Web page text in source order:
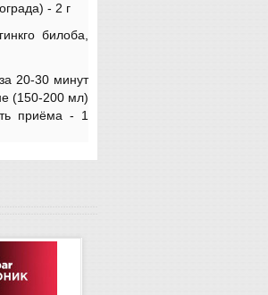
- 2 г
билоба,
20-30 минут
(150-200 мл)
приёма - 1